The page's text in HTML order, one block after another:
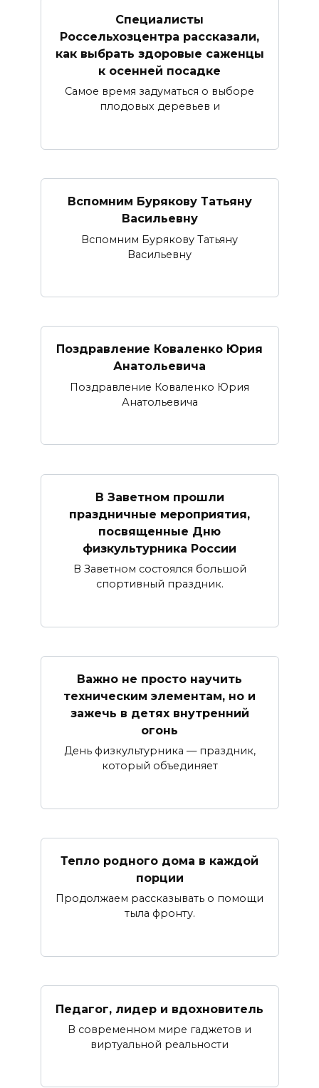
Специалисты
Россельхозцентра рассказали,
как выбрать здоровые саженцы
к осенней посадке
Самое время задуматься о выборе
плодовых деревьев и
Вспомним Бурякову Татьяну
Васильевну
Вспомним Бурякову Татьяну
Васильевну
Поздравление Коваленко Юрия
Анатольевича
Поздравление Коваленко Юрия
Анатольевича
В Заветном прошли
праздничные мероприятия,
посвященные Дню
физкультурника России
В Заветном состоялся большой
спортивный праздник.
Важно не просто научить
техническим элементам, но и
зажечь в детях внутренний
огонь
День физкультурника — праздник,
который объединяет
Тепло родного дома в каждой
порции
Продолжаем рассказывать о помощи
тыла фронту.
Педагог, лидер и вдохновитель
В современном мире гаджетов и
виртуальной реальности